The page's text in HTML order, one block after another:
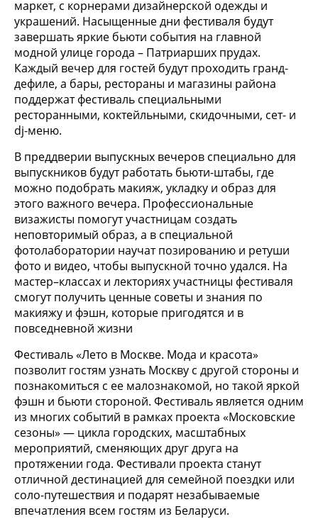
маркет, с корнерами дизайнерской одежды и
украшений. Насыщенные дни фестиваля будут
завершать яркие бьюти события на главной
модной улице города – Патриарших прудах.
Каждый вечер для гостей будут проходить гранд-
дефиле, а бары, рестораны и магазины района
поддержат фестиваль специальными
ресторанными, коктейльными, скидочными, сет- и
dj-меню.
В преддверии выпускных вечеров специально для
выпускников будут работать бьюти-штабы, где
можно подобрать макияж, укладку и образ для
этого важного вечера. Профессиональные
визажисты помогут участницам создать
неповторимый образ, а в специальной
фотолаборатории научат позированию и ретуши
фото и видео, чтобы выпускной точно удался. На
мастер–классах и лекториях участницы фестиваля
смогут получить ценные советы и знания по
макияжу и фэшн, которые пригодятся и в
повседневной жизни
Фестиваль «Лето в Москве. Мода и красота»
позволит гостям узнать Москву с другой стороны и
познакомиться с ее малознакомой, но такой яркой
фэшн и бьюти стороной. Фестиваль является одним
из многих событий в рамках проекта «Московские
сезоны» — цикла городских, масштабных
мероприятий, сменяющих друг друга на
протяжении года. Фестивали проекта станут
отличной дестинацией для семейной поездки или
соло-путешествия и подарят незабываемые
впечатления всем гостям из Беларуси.